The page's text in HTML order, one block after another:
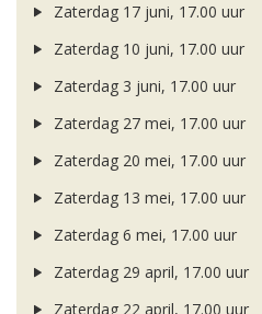
Zaterdag 17 juni, 17.00 uur
Zaterdag 10 juni, 17.00 uur
Zaterdag 3 juni, 17.00 uur
Zaterdag 27 mei, 17.00 uur
Zaterdag 20 mei, 17.00 uur
Zaterdag 13 mei, 17.00 uur
Zaterdag 6 mei, 17.00 uur
Zaterdag 29 april, 17.00 uur
Zaterdag 22 april, 17.00 uur